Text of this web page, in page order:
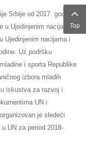
Srbije od 2017. godine
u Ujedinjenim nacijama“,
Ujedinjenim nacijama i
Uz podršku
i sporta Republike
izbora mladih
iskustva za razvoj i
UN i
je sledeći
UN za period 2018-
Top